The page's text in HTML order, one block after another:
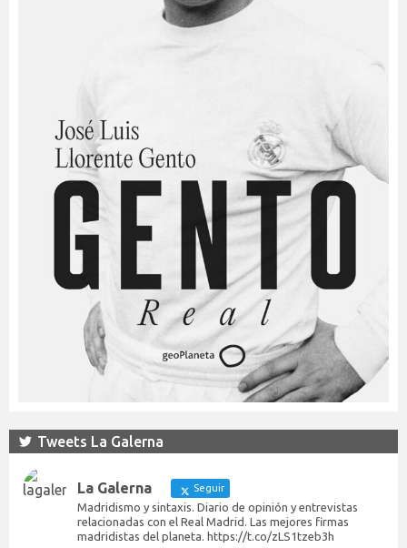
Tweets La Galerna
La Galerna Seguir
Madridismo y sintaxis. Diario de opinión y entrevistas
relacionadas con el Real Madrid. Las mejores firmas
madridistas del planeta. https://t.co/zLS1tzeb3h